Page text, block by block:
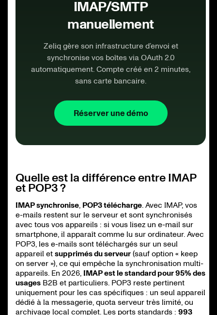
IMAP/SMTP
manuellement
Zeliq gère son infrastructure d’envoi et
synchronise vos boîtes via OAuth 2.0
automatiquement. Compte créé en 2 minutes,
sans carte bancaire.
Réserver une démo
Quelle est la différence entre IMAP
et POP3 ?
IMAP synchronise, POP3 télécharge. Avec IMAP, vos
e-mails restent sur le serveur et sont synchronisés
avec tous vos appareils : si vous lisez un e-mail sur
smartphone, il apparaît comme lu sur ordinateur. Avec
POP3, les e-mails sont téléchargés sur un seul
appareil et supprimés du serveur (sauf option « keep
on server »), ce qui empêche la synchronisation multi-
appareils. En 2026, IMAP est le standard pour 95% des
usages B2B et particuliers. POP3 reste pertinent
uniquement pour les cas spécifiques : un seul appareil
dédié à la messagerie, quota serveur très limité, ou
archivage local complet. Les ports standards : 993